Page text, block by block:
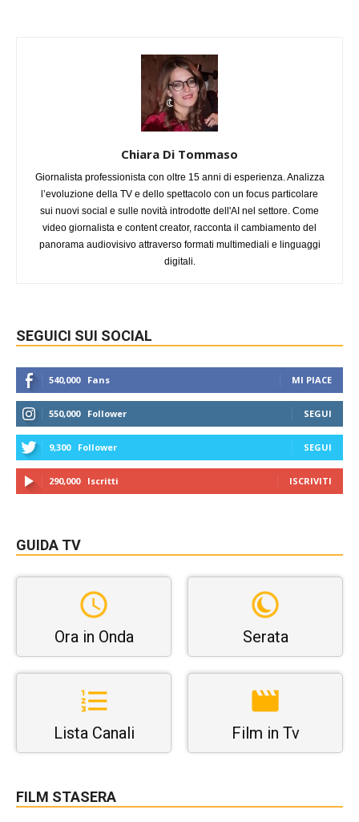
Chiara Di Tommaso
Giornalista professionista con oltre 15 anni di esperienza. Analizza
l’evoluzione della TV e dello spettacolo con un focus particolare
sui nuovi social e sulle novità introdotte dell'AI nel settore. Come
video giornalista e content creator, racconta il cambiamento del
panorama audiovisivo attraverso formati multimediali e linguaggi
digitali.
SEGUICI SUI SOCIAL
540,000 Fans MI PIACE
550,000 Follower SEGUI
9,300 Follower SEGUI
290,000 Iscritti ISCRIVITI
GUIDA TV
Ora in Onda Serata
Lista Canali Film in Tv
FILM STASERA